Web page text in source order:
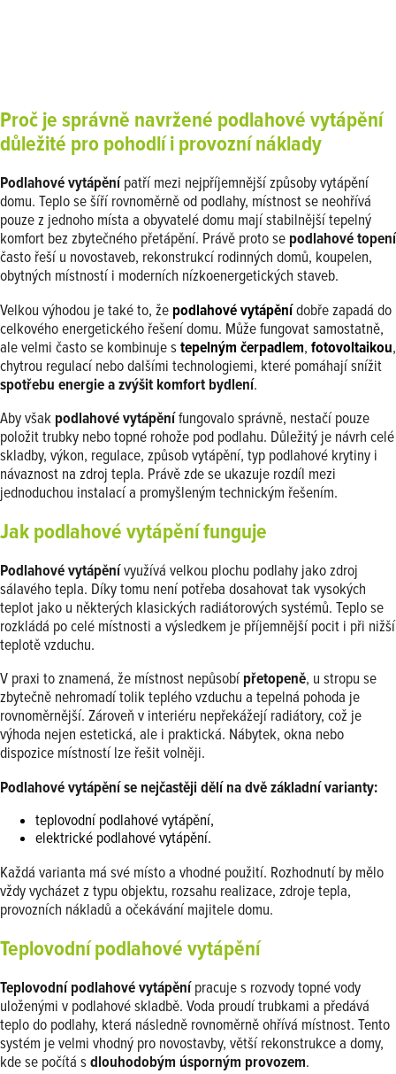
Proč je správně navržené podlahové vytápění
důležité pro pohodlí i provozní náklady
Podlahové vytápěnípatří mezi nejpříjemnější způsoby vytápění
domu. Teplo se šíří rovnoměrně od podlahy, místnost se neohřívá
pouze z jednoho místa a obyvatelé domu mají stabilnější tepelný
komfort bez zbytečného přetápění. Právě proto se podlahové topení
často řeší u novostaveb, rekonstrukcí rodinných domů, koupelen,
obytných místností i moderních nízkoenergetických staveb.
Velkou výhodou je také to, že podlahové vytápěnídobře zapadá do
celkového energetického řešení domu. Může fungovat samostatně,
ale velmi často se kombinuje s tepelným čerpadlem, fotovoltaikou,
chytrou regulací nebo dalšími technologiemi, které pomáhají snížit
spotřebu energie a zvýšit komfort bydlení.
Aby však podlahové vytápěnífungovalo správně, nestačí pouze
položit trubky nebo topné rohože pod podlahu. Důležitý je návrh celé
skladby, výkon, regulace, způsob vytápění, typ podlahové krytiny i
návaznost na zdroj tepla. Právě zde se ukazuje rozdíl mezi
jednoduchou instalací a promyšleným technickým řešením.
Jak podlahové vytápění funguje
Podlahové vytápěnívyužívá velkou plochu podlahy jako zdroj
sálavého tepla. Díky tomu není potřeba dosahovat tak vysokých
teplot jako u některých klasických radiátorových systémů. Teplo se
rozkládá po celé místnosti a výsledkem je příjemnější pocit i při nižší
teplotě vzduchu.
V praxi to znamená, že místnost nepůsobípřetopeně, u stropu se
zbytečně nehromadí tolik teplého vzduchu a tepelná pohoda je
rovnoměrnější. Zároveň v interiéru nepřekážejí radiátory, což je
výhoda nejen estetická, ale i praktická. Nábytek, okna nebo
dispozice místností lze řešit volněji.
Podlahové vytápění se nejčastěji dělí na dvě základní varianty:
teplovodní podlahové vytápění,
elektrické podlahové vytápění.
Každá varianta má své místo a vhodné použití. Rozhodnutí by mělo
vždy vycházet z typu objektu, rozsahu realizace, zdroje tepla,
provozních nákladů a očekávání majitele domu.
Teplovodní podlahové vytápění
Teplovodní podlahové vytápěnípracuje s rozvody topné vody
uloženými v podlahové skladbě. Voda proudí trubkami a předává
teplo do podlahy, která následně rovnoměrně ohřívá místnost. Tento
systém je velmi vhodný pro novostavby, větší rekonstrukce a domy,
kde se počítá s dlouhodobým úsporným provozem.